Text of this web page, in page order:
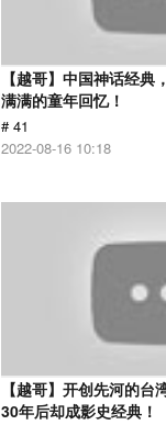
【越哥】中国神话经典
满满的童年回忆！
# 41
2022-08-16 10:18
【越哥】开创先河的台
30年后却成影史经典！